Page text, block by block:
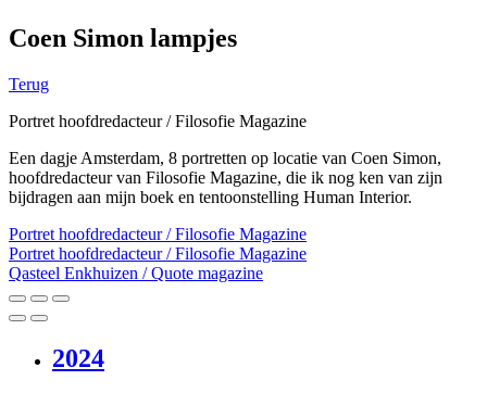
Coen Simon lampjes
Terug
Portret hoofdredacteur / Filosofie Magazine
Een dagje Amsterdam, 8 portretten op locatie van Coen Simon,
hoofdredacteur van Filosofie Magazine, die ik nog ken van zijn
bijdragen aan mijn boek en tentoonstelling Human Interior.
Portret hoofdredacteur / Filosofie Magazine
Portret hoofdredacteur / Filosofie Magazine
Qasteel Enkhuizen / Quote magazine
2024